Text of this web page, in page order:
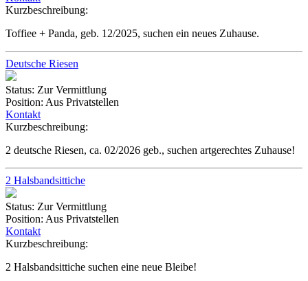
Kurzbeschreibung:
Toffiee + Panda, geb. 12/2025, suchen ein neues Zuhause.
Deutsche Riesen
Status: Zur Vermittlung
Position: Aus Privatstellen
Kontakt
Kurzbeschreibung:
2 deutsche Riesen, ca. 02/2026 geb., suchen artgerechtes Zuhause!
2 Halsbandsittiche
Status: Zur Vermittlung
Position: Aus Privatstellen
Kontakt
Kurzbeschreibung:
2 Halsbandsittiche suchen eine neue Bleibe!